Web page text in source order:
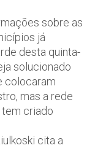
sobre as
já
desta quinta-
solucionado
colocaram
mas a rede
criado
cita a